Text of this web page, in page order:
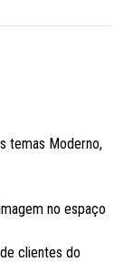
temas Moderno,
no espaço
clientes do